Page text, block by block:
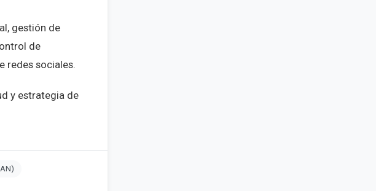
gestión de
de
redes sociales.
y estrategia de